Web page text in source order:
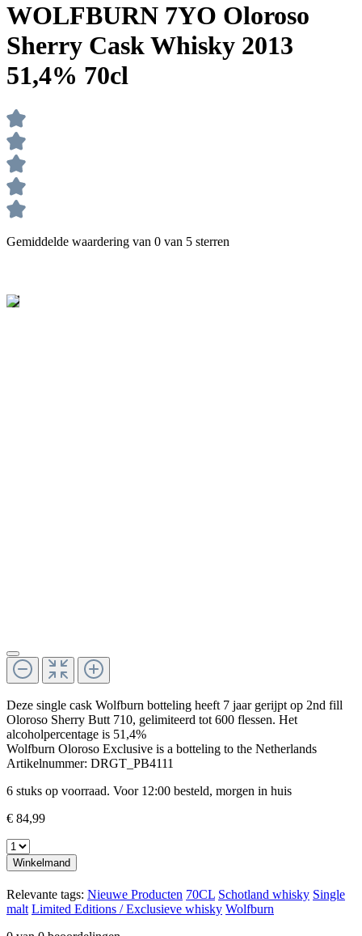
WOLFBURN 7YO Oloroso
Sherry Cask Whisky 2013
51,4% 70cl
Gemiddelde waardering van 0 van 5 sterren
Deze single cask Wolfburn botteling heeft 7 jaar gerijpt op 2nd fill
Oloroso Sherry Butt 710, gelimiteerd tot 600 flessen. Het
alcoholpercentage is 51,4%
Wolfburn Oloroso Exclusive is a botteling to the Netherlands
Artikelnummer: DRGT_PB4111
6 stuks op voorraad. Voor 12:00 besteld, morgen in huis
€ 84,99
Winkelmand
Relevante tags: Nieuwe Producten 70CL Schotland whisky Single
malt Limited Editions / Exclusieve whisky Wolfburn